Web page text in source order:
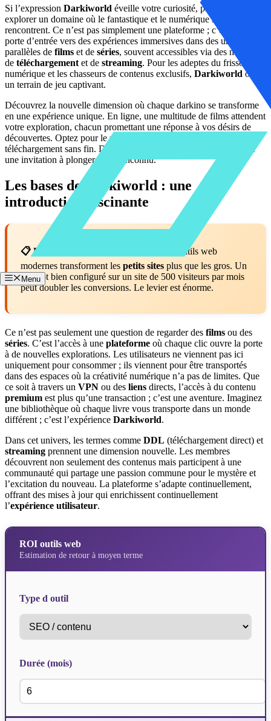
Menu
Si l’expression Darkiworld éveille votre curiosité, préparez-vous à
explorer un domaine où le fantastique et le numérique se
rencontrent. Ce n’est pas simplement une plateforme ; c’est une
porte d’entrée vers des expériences immersives dans des univers
parallèles de films et de séries, souvent accessibles via des méthodes
de téléchargementet de streaming. Pour les adeptes du frisson
numérique et les chasseurs de contenus exclusifs, Darkiworldoffre
un terrain de jeu captivant.
Découvrez la nouvelle dimension où chaque darkino se transforme
en une expérience unique. En ligne, une multitude de films attendent
votre exploration, chacun promettant une réponse à vos désirs de
découvertes. Optez pour le mode premium et profitez d’un
téléchargement sans fin. Darkiworld n’est pas juste un nom ; c’est
une invitation à plonger dans l’inconnu.
Les bases de Darkiworld : une
introduction fascinante
📋 Les points clés :
Je considère que les outils web
modernes transforment les petits sites plus que les gros. Un
chatbot bien configuré sur un site de 500 visiteurs par mois
peut doubler les conversions. Le levier est énorme.
Ce n’est pas seulement une question de regarder des films ou des
séries. C’est l’accès à une plateforme où chaque clic ouvre la porte
à de nouvelles explorations. Les utilisateurs ne viennent pas ici
uniquement pour consommer ; ils viennent pour être transportés
dans des espaces où la créativité numérique n’a pas de limites. Que
ce soit à travers un VPN ou des liens directs, l’accès à du contenu
premium est plus qu’une transaction ; c’est une aventure. Imaginez
une bibliothèque où chaque livre vous transporte dans un monde
différent ; c’est l’expérience Darkiworld.
Dans cet univers, les termes comme DDL (téléchargement direct) et
streaming prennent une dimension nouvelle. Les membres
découvrent non seulement des contenus mais participent à une
communauté qui partage une passion commune pour le mystère et
l’excitation du nouveau. La plateforme s’adapte continuellement,
offrant des mises à jour qui enrichissent continuellement
l’expérience utilisateur.
ROI outils web
Estimation de retour à moyen terme
Type d outil
Durée (mois)